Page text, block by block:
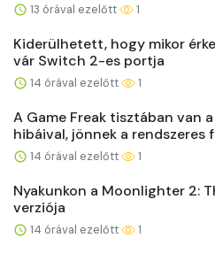
13 órával ezelőtt 1
Kiderülhetett, hogy mikor
vár Switch 2-es portja
14 órával ezelőtt 1
A Game Freak tisztában van
hibáival, jönnek a rendszeres
14 órával ezelőtt 1
Nyakunkon a Moonlighter 2:
verziója
14 órával ezelőtt 1